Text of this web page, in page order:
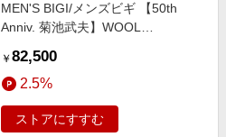
MEN'S BIGI/メンズビギ 【50th
Anniv. 菊池武夫】WOOL
１
￥ 82,500
2.5%
ストアにすすむ